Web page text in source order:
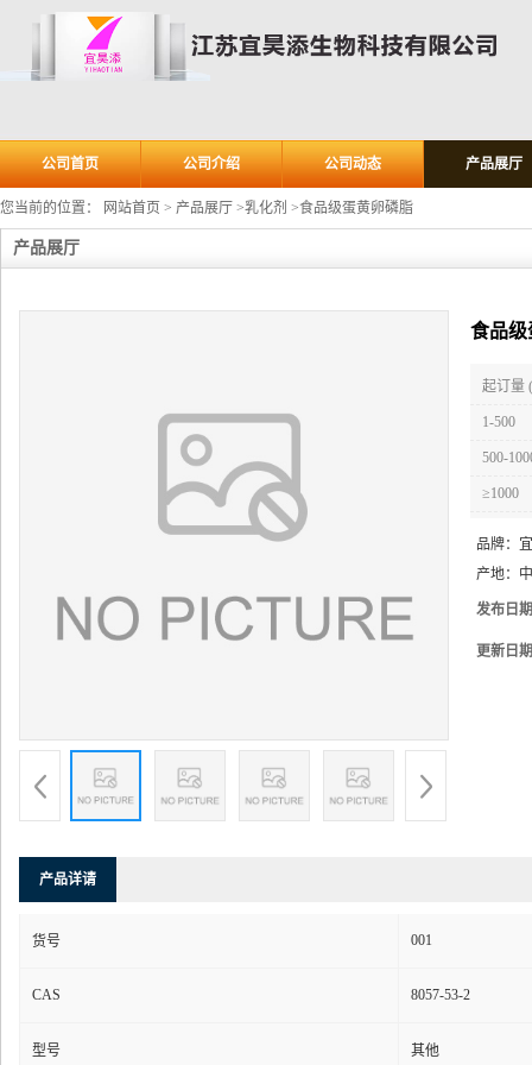
公司首页 公司介绍 公司动态 产品展厅
您当前的位置： 网站首页 > 产品展厅 >乳化剂 >食品级蛋黄卵磷脂
产品展厅
食品级
起订量
1-500
500-
≥1000
品牌：
产地：
发布日
更新日
产品详请
货号 001
CAS 8057-53-2
型号 其他